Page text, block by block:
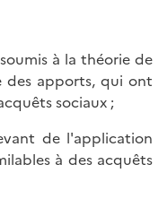
à la théorie de
apports, qui ont
sociaux ;
de l'application
à des acquêts